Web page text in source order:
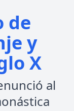
de
y
X
al